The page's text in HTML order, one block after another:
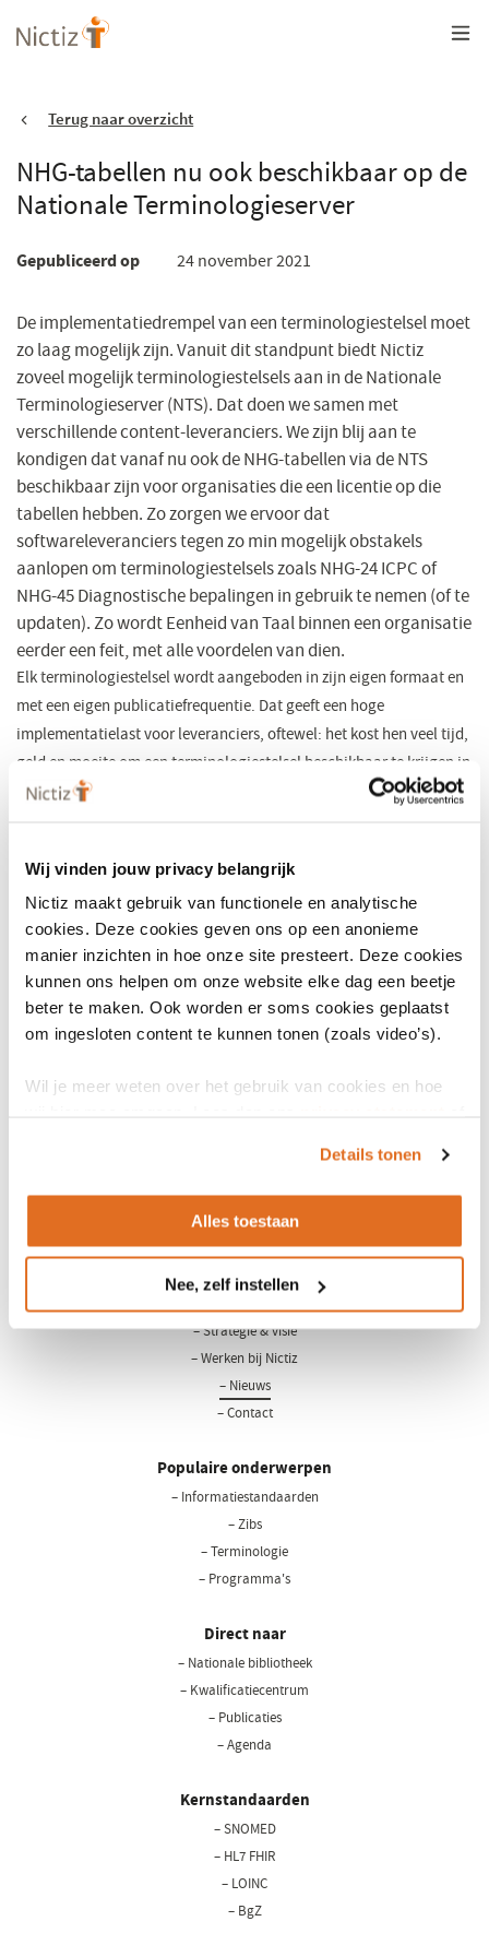
Wij vinden jouw privacy belangrijk
Nictiz maakt gebruik van functionele en analytische
cookies. Deze cookies geven ons op een anonieme
manier inzichten in hoe onze site presteert. Deze cookies
kunnen ons helpen om onze website elke dag een beetje
beter te maken. Ook worden er soms cookies geplaatst
om ingesloten content te kunnen tonen (zoals video’s).
Wil je meer weten over het gebruik van cookies en hoe
Details tonen
Alles toestaan
Nee, zelf instellen
Overslaan
en
gaanTerug naar overzicht
NHG-tabellen nu ook beschikbaar op de
Nationale Terminologieserver
Gepubliceerd op 24 november 2021
De implementatiedrempel van een terminologiestelsel moet
zo laag mogelijk zijn. Vanuit dit standpunt biedt Nictiz
zoveel mogelijk terminologiestelsels aan in de Nationale
Terminologieserver (NTS). Dat doen we samen met
verschillende content-leveranciers. We zijn blij aan te
kondigen dat vanaf nu ook de NHG-tabellen via de NTS
beschikbaar zijn voor organisaties die een licentie op die
tabellen hebben. Zo zorgen we ervoor dat
softwareleveranciers tegen zo min mogelijk obstakels
aanlopen om terminologiestelsels zoals NHG-24 ICPC of
NHG-45 Diagnostische bepalingen in gebruik te nemen (of te
updaten). Zo wordt Eenheid van Taal binnen een organisatie
eerder een feit, met alle voordelen van dien.
Elk terminologiestelsel wordt aangeboden in zijn eigen formaat en
met een eigen publicatiefrequentie. Dat geeft een hoge
implementatielast voor leveranciers, oftewel: het kost hen veel tijd,
geld en moeite om een terminologiestelsel beschikbaar te krijgen in
de eigen systemen. Hiervoor biedt de NTS uitkomst: in deze server
meer een apart importscript te schrijven. Nictiz zorgt er bovendien
voor dat de terminologiestelsels up-to-date zijn, zodat een
leverancier (bijvoorbeeld wekelijks) alle stelsels in de eigen
systemen kan bijwerken. Release cycles bijhouden en bestanden
downloaden wordt hierdoor overbodig.
Voor meer informatie, neem contact op met Feikje Hielkema-
Raadsveld
LinkedInYoutube
– Strategie & visie
– Werken bij Nictiz
– Nieuws
– Contact
Populaire onderwerpen
– Informatiestandaarden
– Zibs
– Terminologie
– Programma's
Direct naar
– Nationale bibliotheek(opent
– Kwalificatiecentrum
– Publicaties
– Agenda
Kernstandaarden
– SNOMED
– HL7 FHIR
– LOINC
– BgZ